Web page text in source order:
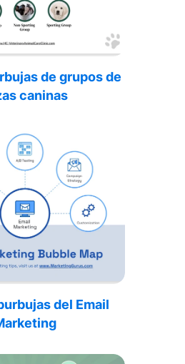
de grupos de
caninas
del Email